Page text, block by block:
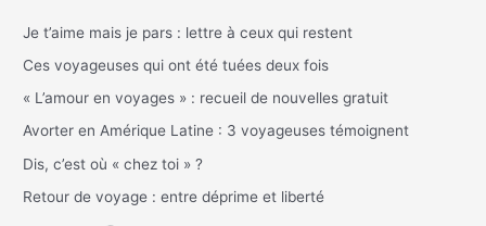
e
r
c
h
Je t’aime mais je pars : lettre à ceux qui restent
Ces voyageuses qui ont été tuées deux fois
« L’amour en voyages » : recueil de nouvelles gratuit
Avorter en Amérique Latine : 3 voyageuses témoignent
Dis, c’est où « chez toi » ?
Retour de voyage : entre déprime et liberté